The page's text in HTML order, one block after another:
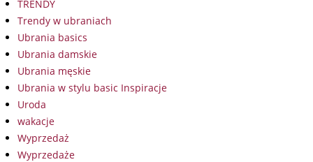
TRENDY
Trendy w ubraniach
Ubrania basics
Ubrania damskie
Ubrania męskie
Ubrania w stylu basic Inspiracje
Uroda
wakacje
Wyprzedaż
Wyprzedaże